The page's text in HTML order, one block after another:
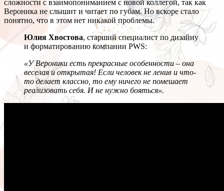
сложности с взаимопониманием с новой коллегой, так как
Вероника не слышит и читает по губам. Но вскоре стало
понятно, что в этом нет никакой проблемы.
Юлия Хвостова, старший специалист по дизайну
и форматированию компании PWS:
«У Вероники есть прекрасные особенности – она
веселая и открытая! Если человек не ленив и что-
то делает классно, то ему ничего не помешает
реализовать себя. И не нужно бояться».